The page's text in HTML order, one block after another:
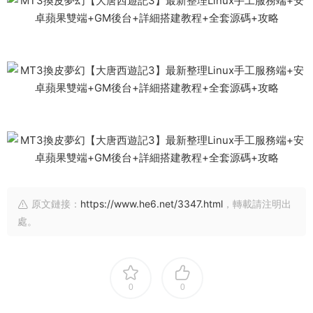
原文鏈接： https://www.he6.net/3347.html ，轉載請注明出
處。
0 0